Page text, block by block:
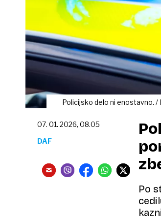
Policijsko delo ni enostavno. /
Po
07. 01. 2026, 08.05
DAF